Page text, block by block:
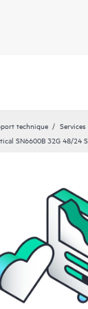
technique
SN6600B 32G 48/24